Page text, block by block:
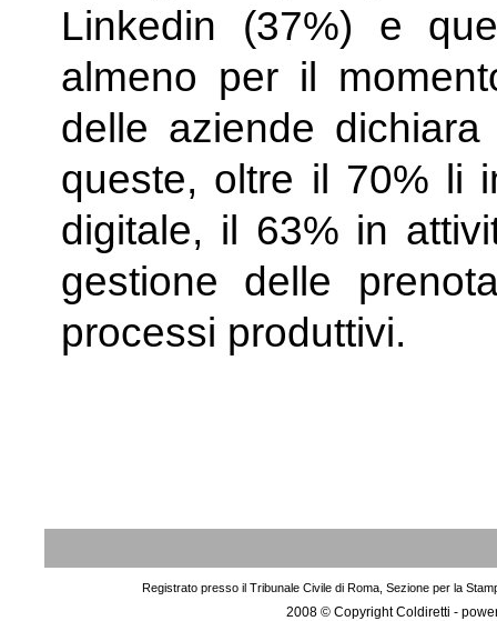
Linkedin (37%) e
almeno per il
delle aziende
queste, oltre il 70% li
digitale, il 63% in
gestione delle
processi produttivi.
Registrato presso il Tribunale Civile di Roma, Sezione per la
2008 © Copyright Coldiretti -